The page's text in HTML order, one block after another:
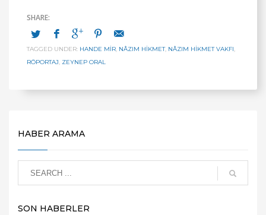
TAGGED UNDER: HANDE MİR, NÂZIM HIKMET, NÂZIM HIKMET VAKFI,
RÖPORTAJ, ZEYNEP ORAL
HABER ARAMA
SON HABERLER